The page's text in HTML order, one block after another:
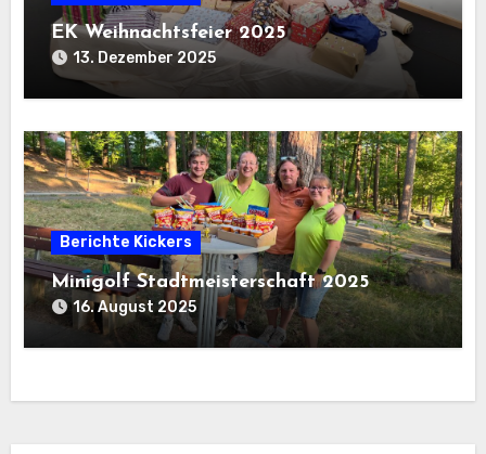
EK Weihnachtsfeier 2025
13. Dezember 2025
Berichte Kickers
Minigolf Stadtmeisterschaft 2025
16. August 2025